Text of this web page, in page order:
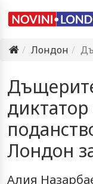
Лондон
диктатор
Лондон
Алия